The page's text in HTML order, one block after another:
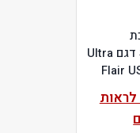
SanDisk 128GB דגם Ultra
Flair
לראות